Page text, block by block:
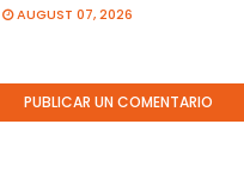
AUGUST 07, 2026
PUBLICAR UN COMENTARIO